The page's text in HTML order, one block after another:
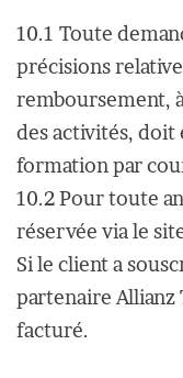
10.1 Toute
précisions
remboursement,
des activités, doit
formation par
10.2 Pour toute
réservée via le
Si le client a
partenaire Allianz
facturé.